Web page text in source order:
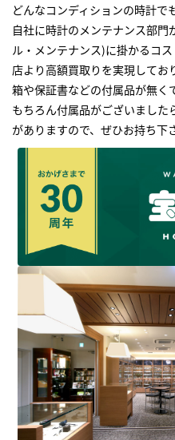
どんなコンディションの時計で
自社に時計のメンテナンス部
ル・メンテナンス)に掛かるコ
店より高額買取りを実現してお
箱や保証書などの付属品が無く
もちろん付属品がございました
がありますので、ぜひお持ち下